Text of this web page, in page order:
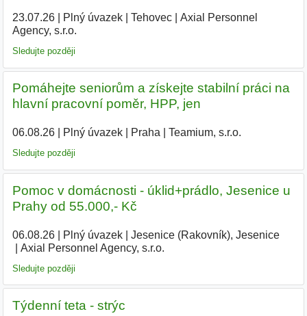
23.07.26| Plný úvazek| Tehovec|
Axial Personnel
Agency, s.r.o.
Sledujte později
Pomáhejte seniorům a získejte stabilní práci na
hlavní pracovní poměr, HPP, jen
06.08.26| Plný úvazek| Praha Teamium, s.r.o.
Sledujte později
Pomoc v domácnosti - úklid+prádlo, Jesenice u
Prahy od 55.000,- Kč
06.08.26| Plný úvazek| Jesenice (Rakovník), Jesenice|
Axial Personnel Agency, s.r.o.
Sledujte později
Týdenní teta - strýc